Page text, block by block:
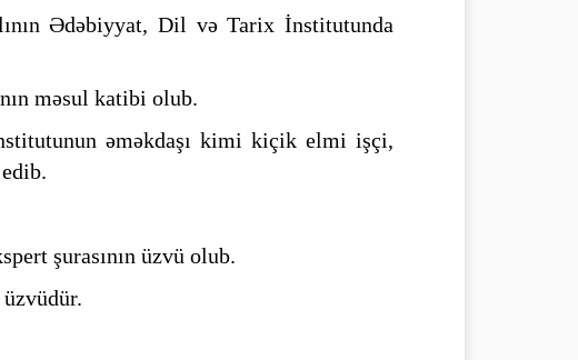
Ədəbiyyat, Dil və Tarix İnstitutunda
məsul katibi olub.
əməkdaşı kimi kiçik elmi işçi,
şurasının üzvü olub.